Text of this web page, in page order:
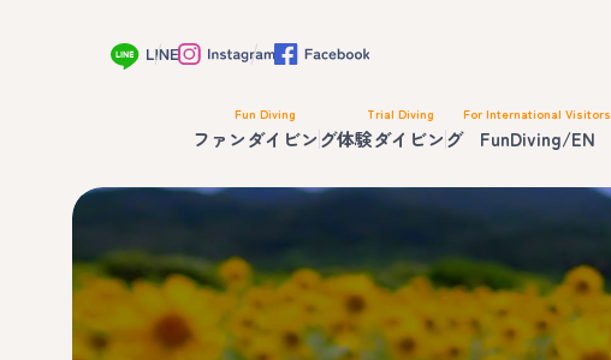
Fun Diving
ファンダイビング
Trial Diving
体験ダイビング
For International Visitors
FunDiving/EN